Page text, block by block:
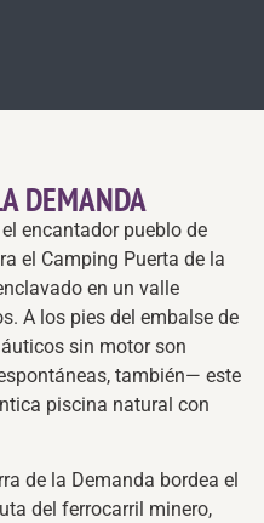
DEMANDA
encantador pueblo de
el Camping Puerta de la
en un valle
A los pies del embalse de
sin motor son
también— este
piscina natural con
de la Demanda bordea el
del ferrocarril minero,